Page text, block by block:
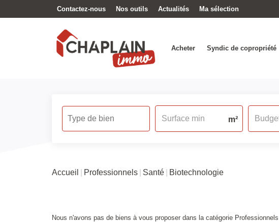
Contactez-nous Nos outils Actualités Ma sélection
Acheter Syndic de copropriété
m²
Accueil Professionnels Santé Biotechnologie
Nous n'avons pas de biens à vous proposer dans la catégorie